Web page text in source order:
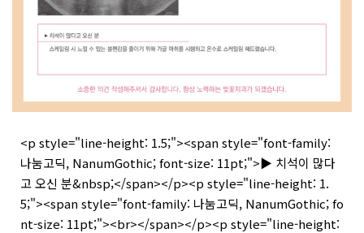
<p style="line-height: 1.5;"><span style="font-family:
나눔고딕, NanumGothic; font-size: 11pt;">▶ 치석이 많다
고 오신 분&nbsp;</span></p><p style="line-height: 1.
5;"><span style="font-family: 나눔고딕, NanumGothic; fo
nt-size: 11pt;"><br></span></p><p style="line-height: